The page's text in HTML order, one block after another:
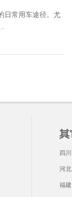
日常用车途径。尤
四川
河北
福建